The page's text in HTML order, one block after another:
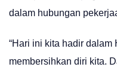
dalam hubungan
“Hari ini kita hadir
membersihkan diri kita.